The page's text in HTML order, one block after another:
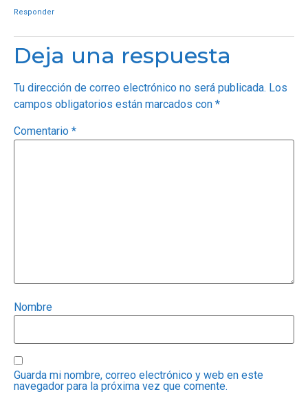
Responder
Deja una respuesta
Tu dirección de correo electrónico no será publicada. Los
campos obligatorios están marcados con *
Comentario *
Nombre
Guarda mi nombre, correo electrónico y web en este
navegador para la próxima vez que comente.